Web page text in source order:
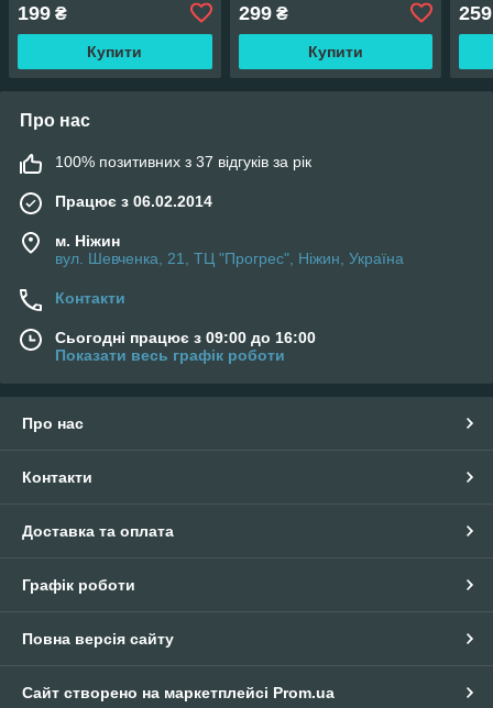
199 ₴
Купити
299₴
Купити
259
Про нас
100% позитивних з 37 відгуків за рік
Працює з 06.02.2014
м. Ніжин
вул. Шевченка, 21, ТЦ "Прогрес", Ніжин, Україна
Контакти
Сьогодні працює з 09:00 до 16:00
Показати весь графік роботи
Про нас
Контакти
Доставка та оплата
Графік роботи
Повна версія сайту
Сайт створено на маркетплейсі Prom.ua